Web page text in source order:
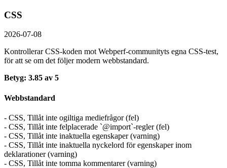
CSS
2026-07-08
Kontrollerar CSS-koden mot Webperf-communityts egna CSS-test,
för att se om det följer modern webbstandard.
Betyg: 3.85 av 5
Webbstandard
- CSS, Tillåt inte ogiltiga mediefrågor (fel)
- CSS, Tillåt inte felplacerade `@import`-regler (fel)
- CSS, Tillåt inte inaktuella egenskaper (varning)
- CSS, Tillåt inte inaktuella nyckelord för egenskaper inom
deklarationer (varning)
- CSS, Tillåt inte tomma kommentarer (varning)